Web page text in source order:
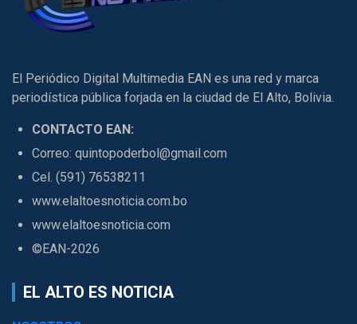
El Periódico Digital Multimedia EAN es una red y marca
periodística pública forjada en la ciudad de El Alto, Bolivia.
CONTACTO EAN:
Correo: quintopoderbol@gmail.com
Cel. (591) 76538211
www.elaltoesnoticia.com.bo
www.elaltoesnoticia.com
©EAN-2026
EL ALTO ES NOTICIA